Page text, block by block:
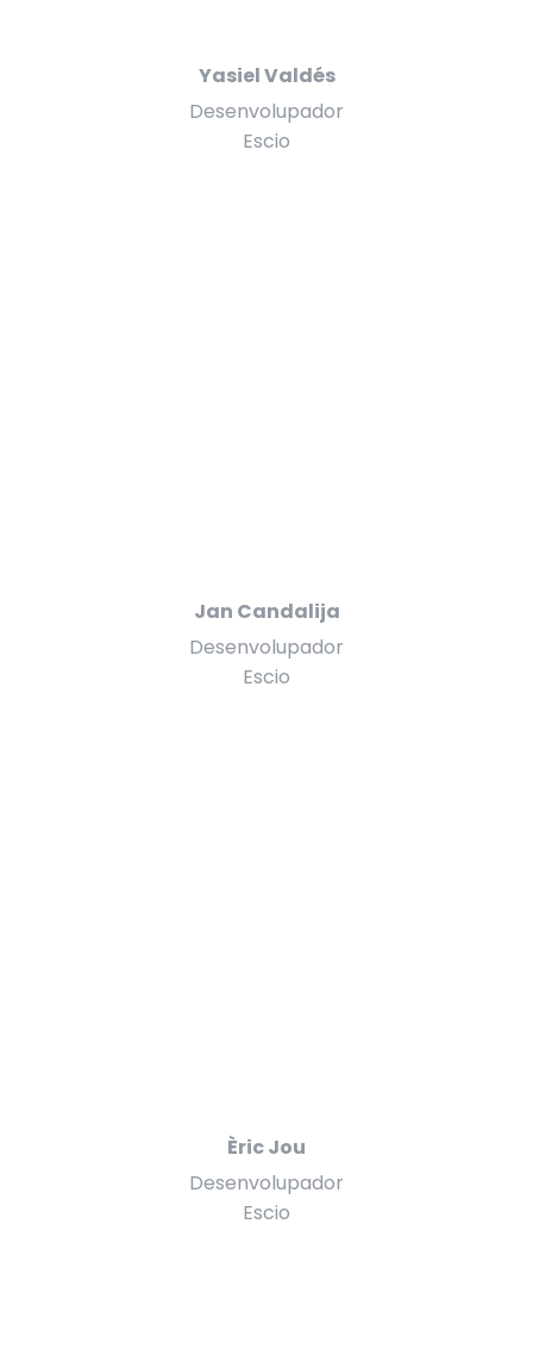
Yasiel Valdés
Desenvolupador
Escio
Jan Candalija
Desenvolupador
Escio
Èric Jou
Desenvolupador
Escio